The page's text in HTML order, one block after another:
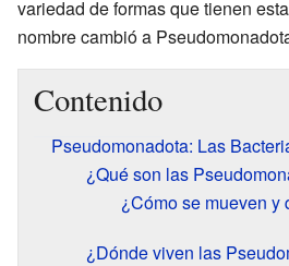
variedad de formas que tienen
nombre cambió a
Contenido
Pseudomonadota: Las
¿Qué son las
¿Cómo se mueven y
¿Dónde viven las